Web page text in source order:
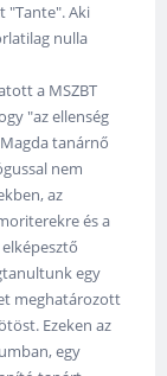
"Tante". Aki
nulla
a MSZBT
"az ellenség
tanárnő
nem
az
és a
egy
meghatározott
Ezeken az
egy